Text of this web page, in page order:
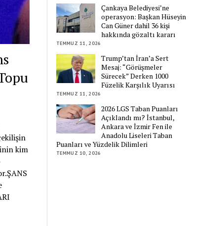
kim
Çankaya Belediyesi’ne
operasyon: Başkan Hüseyin
Can Güner dahil 36 kişi
hakkında gözaltı kararı
TEMMUZ 11, 2026
Trump’tan İran’a Sert
Mesaj: “Görüşmeler
Sürecek” Derken 1000
Füzelik Karşılık Uyarısı
TEMMUZ 11, 2026
2026 LGS Taban Puanları
Açıklandı mı? İstanbul,
Ankara ve İzmir Fen ile
Anadolu Liseleri Taban
Puanları ve Yüzdelik Dilimleri
TEMMUZ 10, 2026